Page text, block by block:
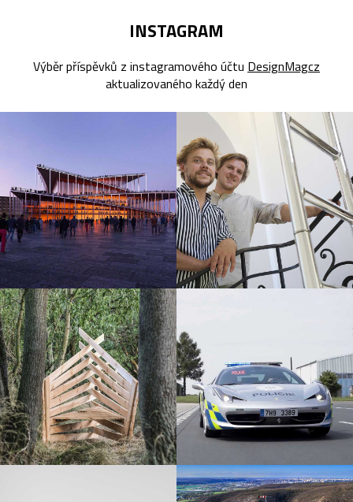
INSTAGRAM
Výběr příspěvků z instagramového účtu DesignMagcz
aktualizovaného každý den